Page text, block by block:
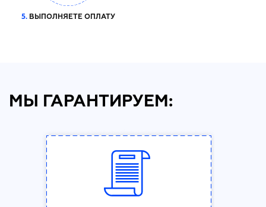
5. ВЫПОЛНЯЕТЕ ОПЛАТУ
МЫ ГАРАНТИРУЕМ: